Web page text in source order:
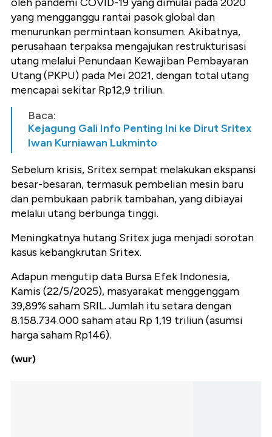
yang mengganggu rantai pasok global dan
menurunkan permintaan konsumen. Akibatnya,
perusahaan terpaksa mengajukan restrukturisasi
utang melalui Penundaan Kewajiban Pembayaran
Utang (PKPU) pada Mei 2021, dengan total utang
mencapai sekitar Rp12,9 triliun.
Baca:
Kejagung Gali Info Penting Ini ke Dirut Sritex
Iwan Kurniawan Lukminto
Sebelum krisis, Sritex sempat melakukan ekspansi
besar-besaran, termasuk pembelian mesin baru
dan pembukaan pabrik tambahan, yang dibiayai
melalui utang berbunga tinggi.
Meningkatnya hutang Sritex juga menjadi sorotan
kasus kebangkrutan Sritex.
Adapun mengutip data Bursa Efek Indonesia,
Kamis (22/5/2025), masyarakat menggenggam
39,89% saham SRIL. Jumlah itu setara dengan
8.158.734.000 saham atau Rp 1,19 triliun (asumsi
harga saham Rp146).
(wur)